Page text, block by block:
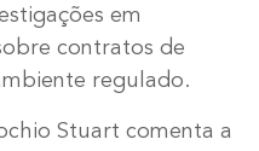
em
contratos de
regulado.
Stuart comenta a